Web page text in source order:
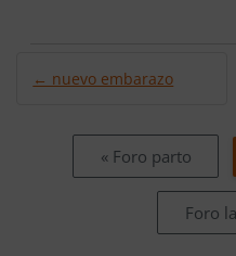
← nuevo embarazo
« Foro parto
Foro